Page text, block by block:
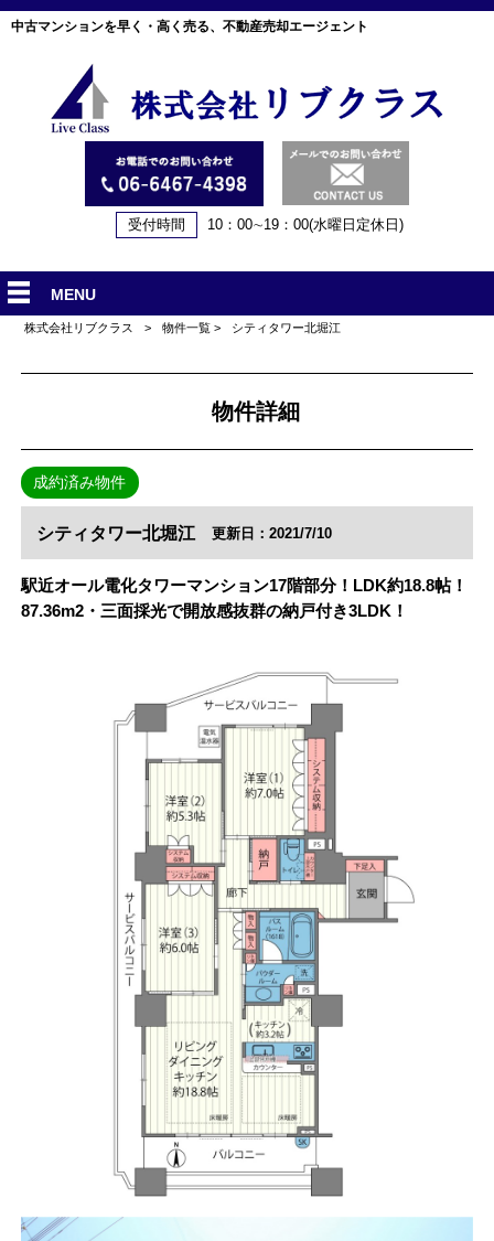
中古マンションを早く・高く売る、不動産売却エージェント
受付時間 10：00∼19：00(水曜日定休日)
MENU
株式会社リブクラス > 物件一覧 > シティタワー北堀江
物件詳細
成約済み物件
シティタワー北堀江 更新日：2021/7/10
駅近オール電化タワーマンション17階部分！LDK約18.8帖！
87.36m2・三面採光で開放感抜群の納戸付き3LDK！